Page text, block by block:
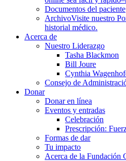
Documentos del paciente
ArchivoVisite nuestro
historial médico.
Acerca de
Nuestro Liderazgo
Tasha Blackmon
Bill Joure
Cynthia
Consejo de
Donar
Donar en línea
Eventos y entradas
Celebración
Prescripción:
Formas de dar
Tu impacto
Acerca de la Fundación